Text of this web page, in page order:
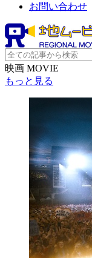
お問い合わせ
映画 MOVIE
もっと見る